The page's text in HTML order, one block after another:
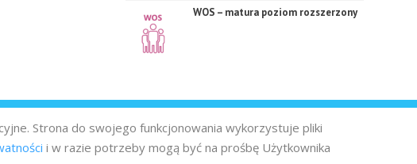
WOS – matura poziom rozszerzony
Strona do swojego funkcjonowania wykorzystuje pliki
i w razie potrzeby mogą być na prośbę Użytkownika